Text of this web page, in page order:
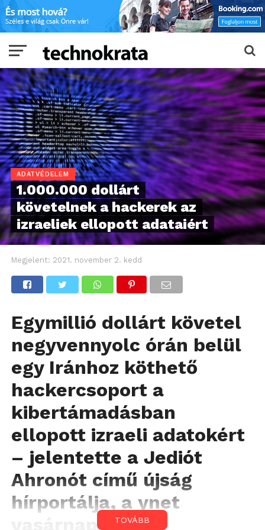
ADATVÉDELEM
1.000.000 dollárt
követelnek a hackerek az
izraeliek ellopott adataiért
Megjelent: 2021. november 2. kedd
Egymillió dollárt követel
negyvennyolc órán belül
egy Iránhoz köthető
hackercsoport a
kibertámadásban
ellopott izraeli adatokért
– jelentette a Jediót
Ahronót című újság
hírportálja, a ynet
vasárnap.
TOVÁBB